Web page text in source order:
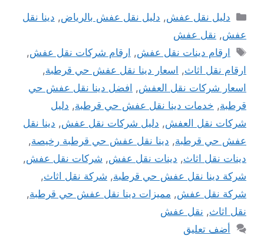
التصنيفات
دليل نقل عفش, دليل نقل عفش بالرياض, دينا نقل
عفش, نقل عفش
الوسوم
ارقام دينات نقل عفش, ارقام شركات نقل عفش,
ارقام نقل اثاث, اسعار دينا نقل عفش حي قرطبة,
اسعار شركات نقل العفش, افضل دينا نقل عفش حي
قرطبة, خدمات دينا نقل عفش حي قرطبة, دليل
شركات نقل العفش, دليل شركات نقل عفش, دينا نقل
عفش حي قرطبة, دينا نقل عفش حي قرطبة رخيصة,
دينات نقل اثاث, دينات نقل عفش, شركات نقل عفش,
شركة دينا نقل عفش حي قرطبة, شركة نقل اثاث,
شركة نقل عفش, مميزات دينا نقل عفش حي قرطبة,
نقل اثاث, نقل عفش
أضف تعليق